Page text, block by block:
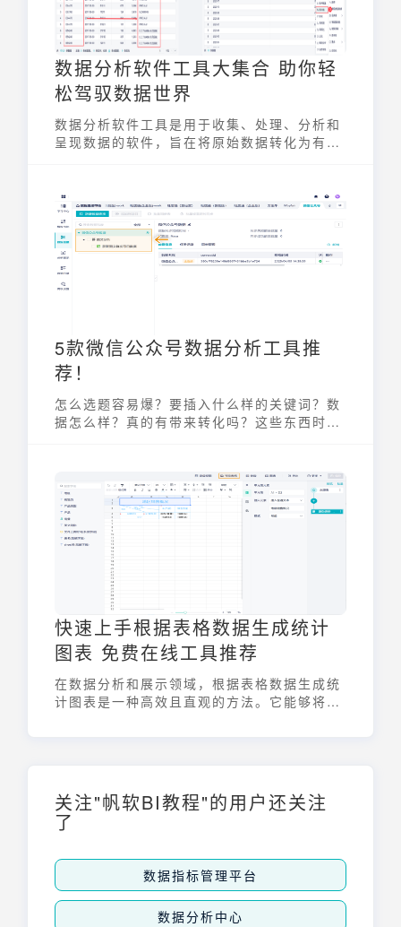
数据分析软件工具大集合 助你轻
松驾驭数据世界
数据分析软件工具是用于收集、处理、分析和
呈现数据的软件，旨在将原始数据转化为有价
析需求和技能水平，帮助各行各业的用户从数
据中提取洞见，优化运营，驱动创新。选择合
适的数据分析软件工具对于提升工作效率、做
出明智决策至关重要。
5款微信公众号数据分析工具推
荐！
怎么选题容易爆？要插入什么样的关键词？数
据怎么样？真的有带来转化吗？这些东西时时
现，都能找到你想要的！
快速上手根据表格数据生成统计
图表 免费在线工具推荐
在数据分析和展示领域，根据表格数据生成统
计图表是一种高效且直观的方法。它能够将复
术的发展，涌现出许多免费在线工具，使得创
建统计图表变得更加简单快捷，无需专业技能
也能轻松上手。
关注"帆软BI教程"的用户还关注
了
数据指标管理平台
数据分析中心